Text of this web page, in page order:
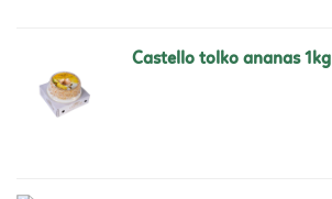
castello tolko ananas 1kg